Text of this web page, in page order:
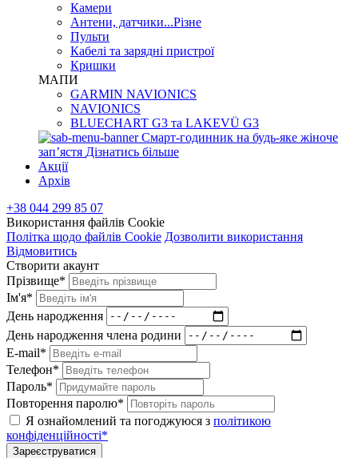
Камери
Антени, датчики...Різне
Пульти
Кабелі та зарядні пристрої
Кришки
МАПИ
GARMIN NAVIONICS
NAVIONICS
BLUECHART G3 та LAKEVÜ G3
Смарт-годинник на будь-яке жіноче
запʼястя Дізнатись більше
Акції
Архів
+38 044 299 85 07
Використання файлів Cookie
Політка щодо файлів Cookie Дозволити використання
Відмовитись
Створити акаунт
Прізвище*
Ім'я*
День народження
День народження члена родини
E-mail*
Телефон*
Пароль*
Повторення паролю*
Я ознайомлений та погоджуюся з політикою
конфіденційності*
Зареєструватися